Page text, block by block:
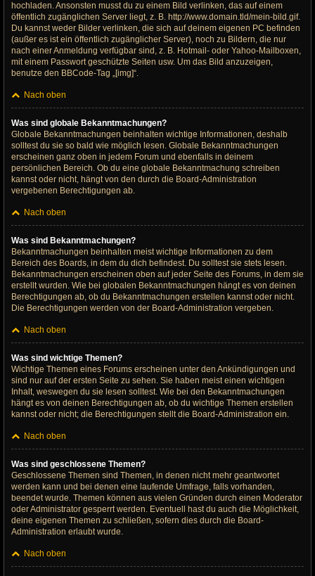
hochladen. Ansonsten musst du zu einem Bild verlinken, das auf einem
öffentlich zugänglichen Server liegt, z. B. http://www.domain.tld/mein-bild.gif.
Du kannst weder Bilder verlinken, die sich auf deinem eigenen PC befinden
(außer es ist ein öffentlich zugänglicher Server), noch zu Bildern, die nur
nach einer Anmeldung verfügbar sind, z. B. Hotmail- oder Yahoo-Mailboxen,
mit einem Passwort geschützte Seiten usw. Um das Bild anzuzeigen,
benutze den BBCode-Tag „[img]“.
Nach oben
Was sind globale Bekanntmachungen?
Globale Bekanntmachungen beinhalten wichtige Informationen, deshalb
solltest du sie so bald wie möglich lesen. Globale Bekanntmachungen
erscheinen ganz oben in jedem Forum und ebenfalls in deinem
persönlichen Bereich. Ob du eine globale Bekanntmachung schreiben
kannst oder nicht, hängt von den durch die Board-Administration
vergebenen Berechtigungen ab.
Nach oben
Was sind Bekanntmachungen?
Bekanntmachungen beinhalten meist wichtige Informationen zu dem
Bereich des Boards, in dem du dich befindest. Du solltest sie stets lesen.
Bekanntmachungen erscheinen oben auf jeder Seite des Forums, in dem sie
erstellt wurden. Wie bei globalen Bekanntmachungen hängt es von deinen
Berechtigungen ab, ob du Bekanntmachungen erstellen kannst oder nicht.
Die Berechtigungen werden von der Board-Administration vergeben.
Nach oben
Was sind wichtige Themen?
Wichtige Themen eines Forums erscheinen unter den Ankündigungen und
sind nur auf der ersten Seite zu sehen. Sie haben meist einen wichtigen
Inhalt, weswegen du sie lesen solltest. Wie bei den Bekanntmachungen
hängt es von deinen Berechtigungen ab, ob du wichtige Themen erstellen
kannst oder nicht; die Berechtigungen stellt die Board-Administration ein.
Nach oben
Was sind geschlossene Themen?
Geschlossene Themen sind Themen, in denen nicht mehr geantwortet
werden kann und bei denen eine laufende Umfrage, falls vorhanden,
beendet wurde. Themen können aus vielen Gründen durch einen Moderator
oder Administrator gesperrt werden. Eventuell hast du auch die Möglichkeit,
deine eigenen Themen zu schließen, sofern dies durch die Board-
Administration erlaubt wurde.
Nach oben